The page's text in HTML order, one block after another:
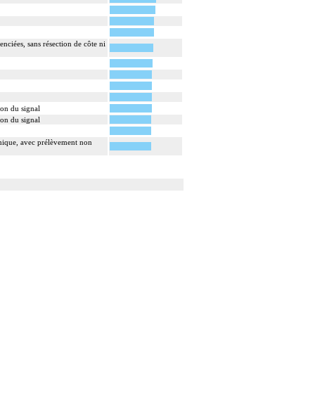
sans résection de côte ni
du signal
du signal
avec prélèvement non